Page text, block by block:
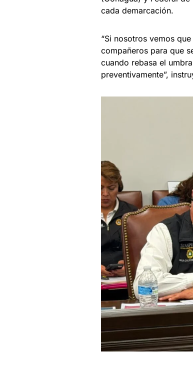
cada demarcación.
“Si nosotros vemos
compañeros para que
cuando rebasa el
preventivamente”,